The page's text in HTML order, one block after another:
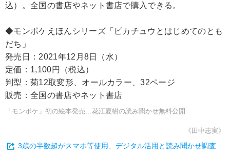
込）。全国の書店やネット書店で購入できる。
◆モンポケえほんシリーズ「ピカチュウとはじめてのとも
だち」
発売日：2021年12月8日（水）
定価：1,100円（税込）
判型：菊12取変形、オールカラー、32ページ
販売：全国の書店やネット書店
「モンポケ」初の絵本発売…花江夏樹の読み聞かせ無料公開
《田中志実》
3歳の半数超がスマホ等使用、デジタル活用と読み聞かせ調査